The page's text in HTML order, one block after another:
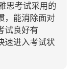
考试采用的
，能消除面对
试良好有
速进入考试状